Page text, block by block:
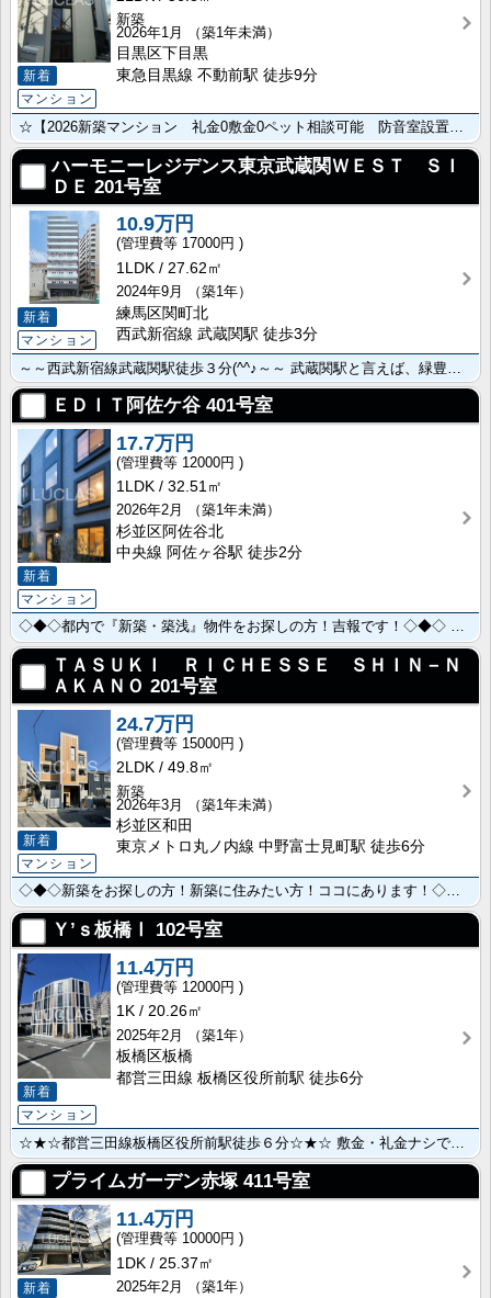
新着
マンション
新築
2026年1月
（築1年未満）
目黒区下目黒
東急目黒線 不動前駅 徒歩9分
ハーモニーレジデンス東京武蔵関ＷＥＳＴ ＳＩ
ＤＥ 201号室
新着
マンション
10.9万円
17000円
1LDK
27.62㎡
2024年9月
（築1年）
練馬区関町北
西武新宿線 武蔵関駅 徒歩3分
ＥＤＩＴ阿佐ケ谷 401号室
新着
マンション
17.7万円
12000円
1LDK
32.51㎡
2026年2月
（築1年未満）
杉並区阿佐谷北
中央線 阿佐ヶ谷駅 徒歩2分
◇◆◇都内で『新築・築浅』物件をお探しの方！吉報です！◇◆◇ ～『中野区・杉並区』界隈の大特･･･
ＴＡＳＵＫＩ ＲＩＣＨＥＳＳＥ ＳＨＩＮ－Ｎ
ＡＫＡＮＯ 201号室
新着
マンション
24.7万円
15000円
2LDK
49.8㎡
新築
2026年3月
（築1年未満）
杉並区和田
東京メトロ丸ノ内線 中野富士見町駅 徒歩6分
◇◆◇新築をお探しの方！新築に住みたい方！ココにあります！◇◆◇ ～どうせなら人気の『東京メトロ丸･･･
Ｙ’ｓ板橋Ⅰ 102号室
新着
マンション
11.4万円
12000円
1K
20.26㎡
2025年2月
（築1年）
板橋区板橋
都営三田線 板橋区役所前駅 徒歩6分
プライムガーデン赤塚411号室
新着
11.4万円
10000円
1DK
25.37㎡
2025年2月
（築1年）